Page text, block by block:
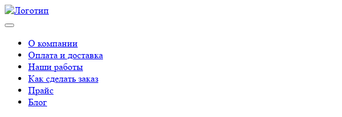
О компании
Оплата и доставка
Наши работы
Как сделать заказ
Прайс
Блог